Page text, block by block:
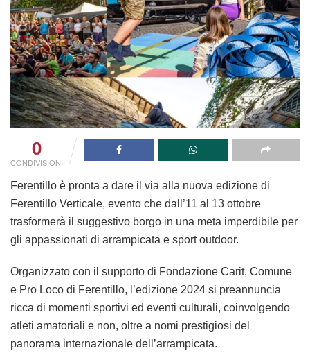
0
CONDIVISIONI
Ferentillo è pronta a dare il via alla nuova edizione di
Ferentillo Verticale, evento che dall’11 al 13 ottobre
trasformerà il suggestivo borgo in una meta imperdibile per
gli appassionati di arrampicata e sport outdoor.
Organizzato con il supporto di Fondazione Carit, Comune
e Pro Loco di Ferentillo, l’edizione 2024 si preannuncia
ricca di momenti sportivi ed eventi culturali, coinvolgendo
atleti amatoriali e non, oltre a nomi prestigiosi del
panorama internazionale dell’arrampicata.